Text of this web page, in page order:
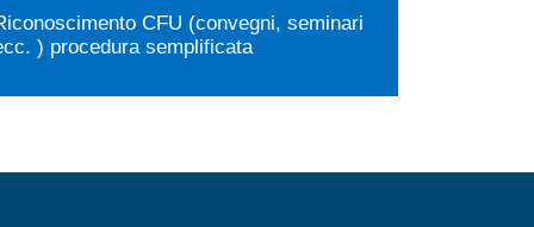
CFU (convegni, seminari
) procedura semplificata